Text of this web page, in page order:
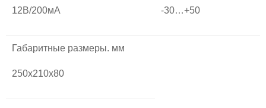
12В/200мА -30…+50
Габаритные размеры. мм
250х210х80